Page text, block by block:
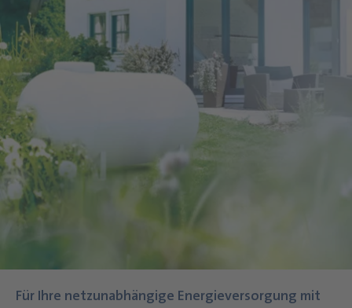
Für Ihre netzunabhängige Energieversorgung mit